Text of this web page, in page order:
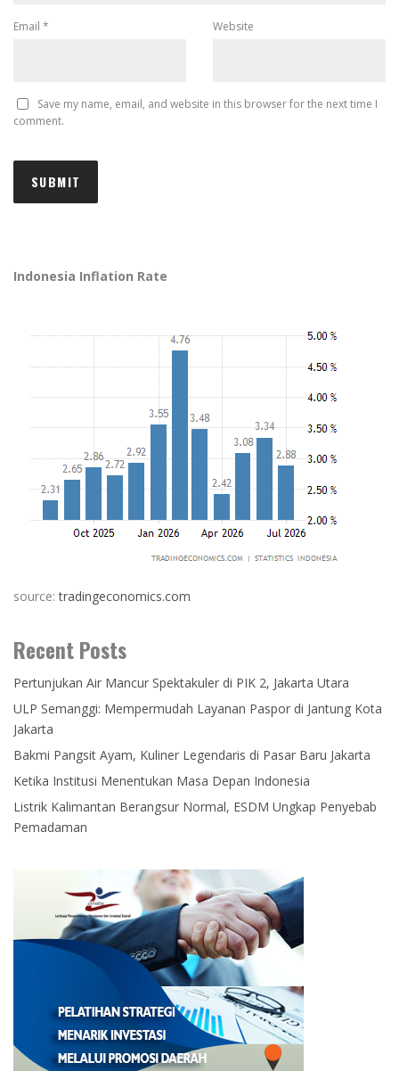
Email * Website
Save my name, email, and website in this browser for the next time I
comment.
Indonesia Inflation Rate
source:tradingeconomics.com
Recent Posts
Pertunjukan Air Mancur Spektakuler di PIK 2, Jakarta Utara
ULP Semanggi: Mempermudah Layanan Paspor di Jantung Kota
Jakarta
Bakmi Pangsit Ayam, Kuliner Legendaris di Pasar Baru Jakarta
Ketika Institusi Menentukan Masa Depan Indonesia
Listrik Kalimantan Berangsur Normal, ESDM Ungkap Penyebab
Pemadaman